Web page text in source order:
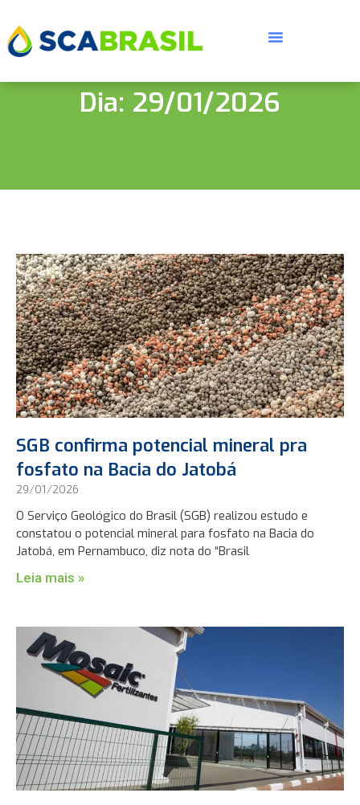
Dia: 29/01/2026
SGB confirma potencial mineral pra
fosfato na Bacia do Jatobá
29/01/2026
O Serviço Geológico do Brasil (SGB) realizou estudo e
constatou o potencial mineral para fosfato na Bacia do
Jatobá, em Pernambuco, diz nota do “Brasil
Leia mais »